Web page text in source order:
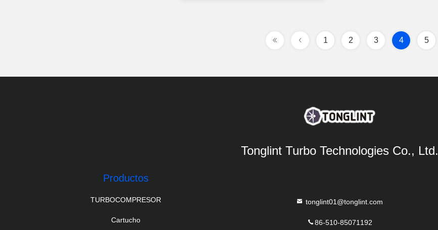
1 2 3 4 5
Tonglint Turbo Technologies Co., Ltd.
Productos
TURBOCOMPRESOR
Cartucho
tonglint01@tonglint.com
86-510-85071192